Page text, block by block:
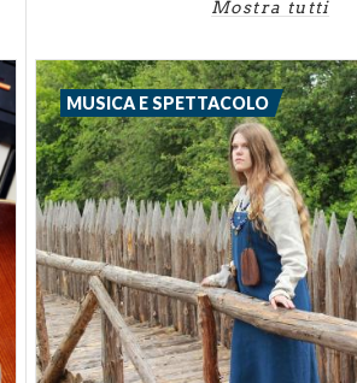
Mostra tutti
MUSICA E SPETTACOLO